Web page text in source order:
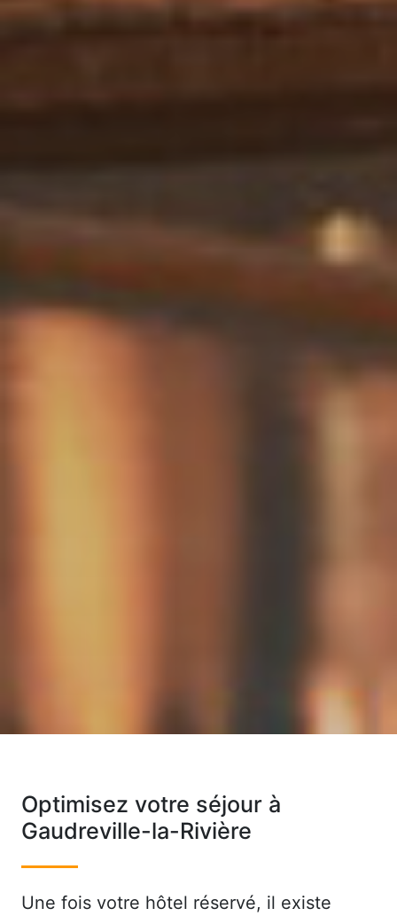
Optimisez votre séjour à
Gaudreville-la-Rivière
Une fois votre hôtel réservé, il existe